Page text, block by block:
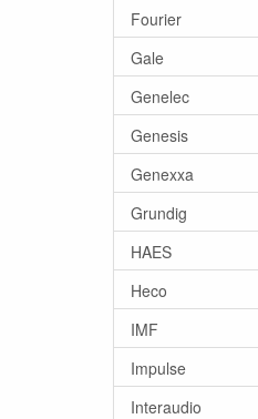
Fourier
Gale
Genelec
Genesis
Genexxa
Grundig
HAES
Heco
IMF
Impulse
Interaudio